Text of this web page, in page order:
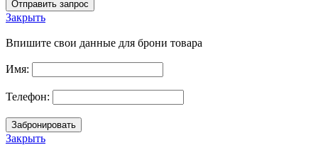
Закрыть
Впишите свои данные для брони товара
Имя:
Телефон:
Закрыть